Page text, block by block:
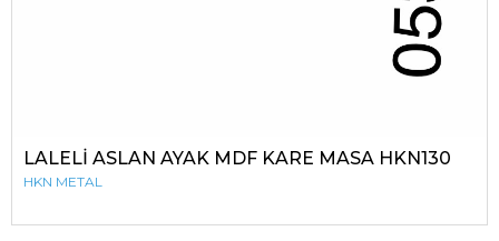
LALELİ ASLAN AYAK MDF KARE MASA HKN130
HKN METAL